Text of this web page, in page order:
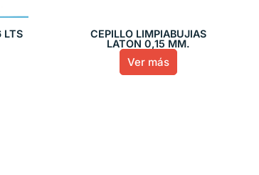
LTS
CEPILLO LIMPIABUJIAS
LATON 0,15 MM.
Ver más